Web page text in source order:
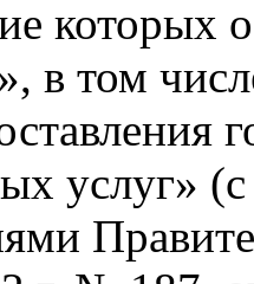
которых
в том
услуг»